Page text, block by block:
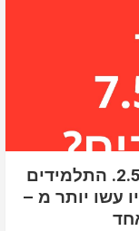
הנאסד"ק עלה 2.59%. התלמידים
עשו יותר מ –